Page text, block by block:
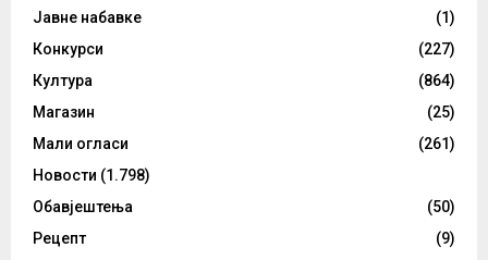
Јавне набавке
(1)
Конкурси
(227)
Култура
(864)
Магазин
(25)
Мали огласи
(261)
Новости (1.798)
Обавјештења
(50)
Рецепт
(9)